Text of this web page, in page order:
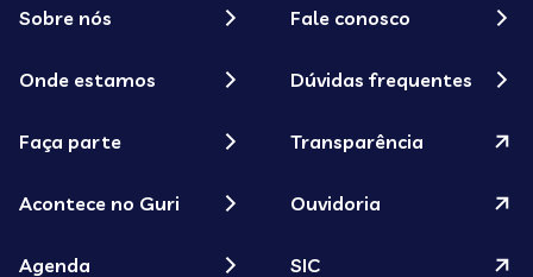
Sobre nós
Onde estamos
Faça parte
Acontece no Guri
Agenda
Fale conosco
Dúvidas frequentes
Transparência
Ouvidoria
SIC